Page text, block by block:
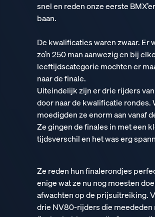
snel en reden onze eerste
baan.
De kwalificaties waren zwaar. Er
zo’n 250 man aanwezig en bij elke
leeftijdscategorie mochten er
naar de finale.
Uiteindelijk zijn er drie rijders
door naar de kwalificatie rondes.
moedigden ze enorm aan vanaf
Ze gingen de finales in met een
tijdsverschil en het was erg
Ze reden hun finalerondjes
enige wat ze nu nog moesten
afwachten op de prijsuitreiking.
drie NV80-rijders die meededen